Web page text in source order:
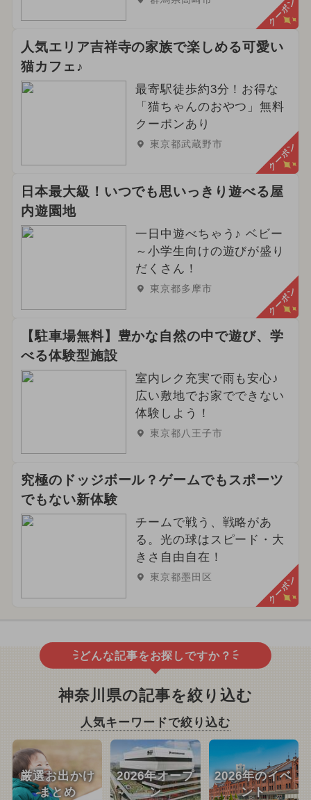
クーポン
人気エリア吉祥寺の家族で楽しめる可愛い
猫カフェ♪
最寄駅徒歩約3分！お得な
「猫ちゃんのおやつ」無料
クーポンあり
東京都武蔵野市 クーポン
日本最大級！いつでも思いっきり遊べる屋
内遊園地
一日中遊べちゃう♪ ベビー
～小学生向けの遊びが盛り
だくさん！
東京都多摩市 クーポン
【駐車場無料】豊かな自然の中で遊び、学
べる体験型施設
室内レク充実で雨も安心♪
広い敷地でお家でできない
体験しよう！
東京都八王子市
究極のドッジボール？ゲームでもスポーツ
でもない新体験
チームで戦う、戦略があ
る。光の球はスピード・大
きさ自由自在！
東京都墨田区 クーポン
どんな記事をお探しですか？
神奈川県の記事を絞り込む
人気キーワードで絞り込む
厳選お出かけ
まとめ
2026年オープ
ン
2026年のイベ
ント